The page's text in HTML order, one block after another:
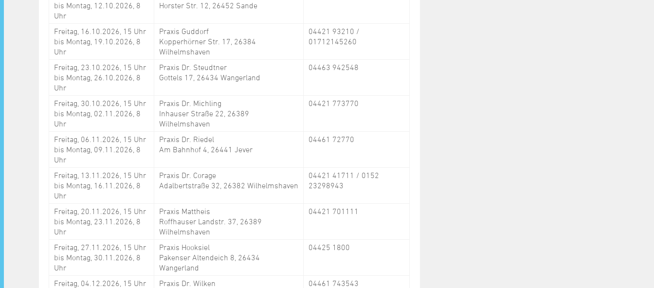
bis Montag, 12.10.2026, 8
Uhr
Horster Str. 12, 26452 Sande
Freitag, 16.10.2026, 15 Uhr
bis Montag, 19.10.2026, 8
Uhr
Praxis Guddorf
Kopperhörner Str. 17, 26384
Wilhelmshaven
04421 93210 /
01712145260
Freitag, 23.10.2026, 15 Uhr
bis Montag, 26.10.2026, 8
Uhr
Praxis Dr. Steudtner
Gottels 17, 26434 Wangerland
04463 942548
Freitag, 30.10.2026, 15 Uhr
bis Montag, 02.11.2026, 8
Uhr
Praxis Dr. Michling
Inhauser Straße 22, 26389
Wilhelmshaven
04421 773770
Freitag, 06.11.2026, 15 Uhr
bis Montag, 09.11.2026, 8
Uhr
Praxis Dr. Riedel
Am Bahnhof 4, 26441 Jever
04461 72770
Freitag, 13.11.2026, 15 Uhr
bis Montag, 16.11.2026, 8
Uhr
Praxis Dr. Corage
Adalbertstraße 32, 26382 Wilhelmshaven
04421 41711 / 0152
23298943
Freitag, 20.11.2026, 15 Uhr
bis Montag, 23.11.2026, 8
Uhr
Praxis Mattheis
Roffhauser Landstr. 37, 26389
Wilhelmshaven
04421 701111
Freitag, 27.11.2026, 15 Uhr
bis Montag, 30.11.2026, 8
Uhr
Praxis Hooksiel
Pakenser Altendeich 8, 26434
Wangerland
04425 1800
Freitag, 04.12.2026, 15 Uhr
Praxis Dr. Wilken
04461 743543